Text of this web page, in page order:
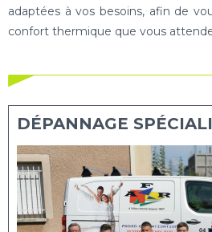
adaptées à vos besoins, afin de
confort thermique que vous
DÉPANNAGE